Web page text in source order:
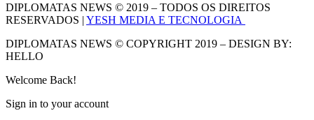
DIPLOMATAS NEWS © 2019 – TODOS OS DIREITOS
RESERVADOS | YESH MEDIA E TECNOLOGIA
DIPLOMATAS NEWS © COPYRIGHT 2019 – DESIGN BY:
HELLO
Welcome Back!
Sign in to your account